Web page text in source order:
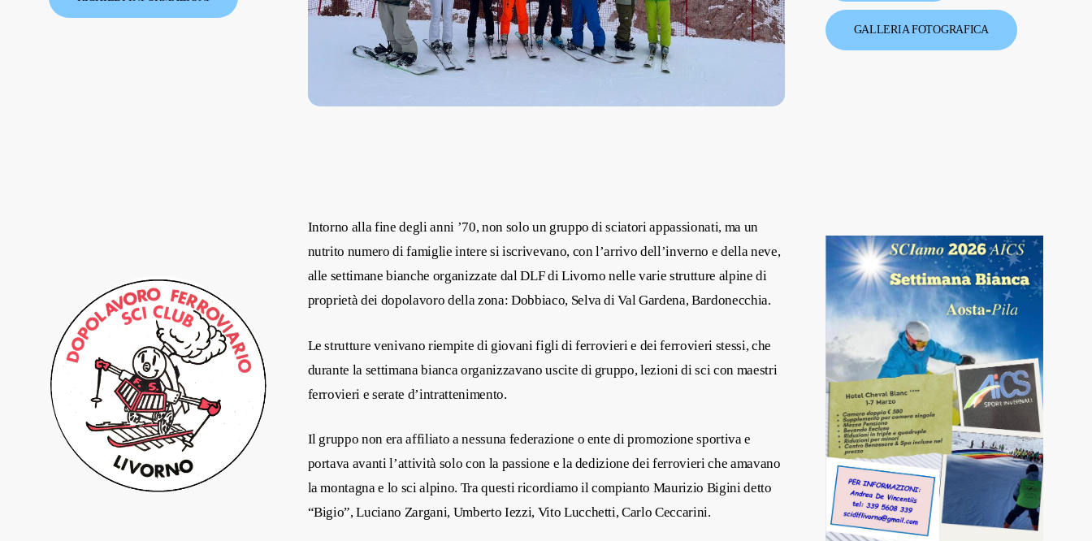
GALLERIA FOTOGRAFICA
Intorno alla fine degli anni ’70, non solo un gruppo di sciatori appassionati, ma un
nutrito numero di famiglie intere si iscrivevano, con l’arrivo dell’inverno e della neve,
alle settimane bianche organizzate dal DLF di Livorno nelle varie strutture alpine di
proprietà dei dopolavoro della zona: Dobbiaco, Selva di Val Gardena, Bardonecchia.
Le strutture venivano riempite di giovani figli di ferrovieri e dei ferrovieri stessi, che
durante la settimana bianca organizzavano uscite di gruppo, lezioni di sci con maestri
ferrovieri e serate d’intrattenimento.
Il gruppo non era affiliato a nessuna federazione o ente di promozione sportiva e
portava avanti l’attività solo con la passione e la dedizione dei ferrovieri che amavano
la montagna e lo sci alpino. Tra questi ricordiamo il compianto Maurizio Bigini detto
“Bigio”, Luciano Zargani, Umberto Iezzi, Vito Lucchetti, Carlo Ceccarini.